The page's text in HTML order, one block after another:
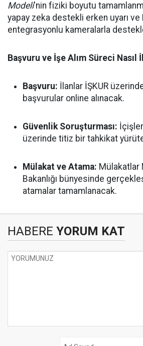
Modeli'nin fiziki boyutu
yapay zeka destekli erken uyarı ve
entegrasyonlu kameralarla
Başvuru ve İşe Alım Süreci Nasıl
Başvuru: İlanlar İŞKUR
başvurular online alınacak.
Güvenlik Soruşturması:
üzerinde titiz bir tahkikat
Mülakat ve Atama: Mülakatlar
Bakanlığı bünyesinde
atamalar tamamlanacak.
HABERE YORUM KAT